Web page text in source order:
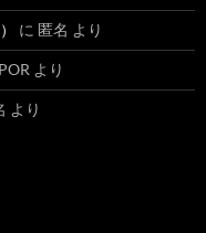
に 匿名 より
より
より